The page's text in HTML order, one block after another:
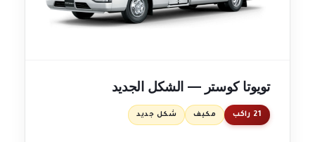
تويوتا كوستر — الشكل الجديد
21 راكب مكيف شكل جديد